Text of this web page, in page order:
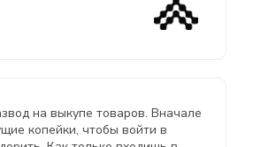
на выкупе товаров. Вначале
копейки, чтобы войти в